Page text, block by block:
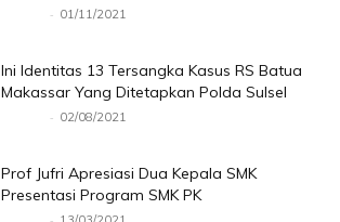
- 01/11/2021
Ini Identitas 13 Tersangka Kasus RS Batua
Makassar Yang Ditetapkan Polda Sulsel
- 02/08/2021
Prof Jufri Apresiasi Dua Kepala SMK
Presentasi Program SMK PK